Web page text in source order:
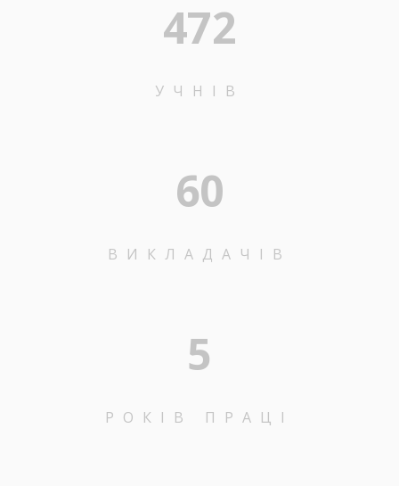
472
УЧНІВ
60
ВИКЛАДАЧІВ
5
РОКІВ ПРАЦІ